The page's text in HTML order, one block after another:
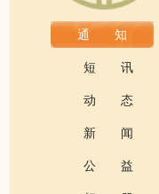
通 知
短 讯
动 态
新 闻
公 益